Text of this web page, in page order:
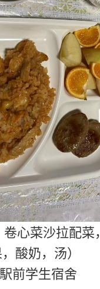
心菜沙拉配菜，
酸奶，汤）
前学生宿舍